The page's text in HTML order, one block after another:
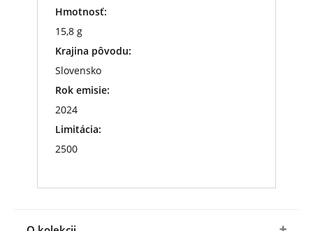
Hmotnosť:
15,8 g
Krajina pôvodu:
Slovensko
Rok emisie:
2024
Limitácia:
2500